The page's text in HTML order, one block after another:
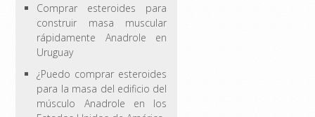
Comprar esteroides para
construir masa muscular
rápidamente Anadrole en
Uruguay
¿Puedo comprar esteroides
para la masa del edificio del
músculo Anadrole en los